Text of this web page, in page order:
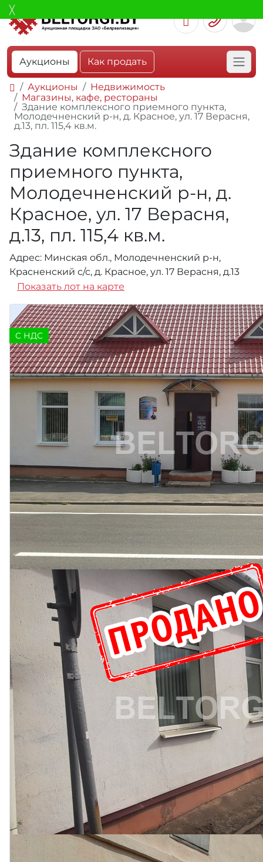
Аукционы Как продать
Аукционы
Недвижимость
Магазины, кафе, рестораны
Здание комплексного приемного пункта,
Молодечненский р-н, д. Красное, ул. 17 Верасня,
д.13, пл. 115,4 кв.м.
Здание комплексного
приемного пункта,
Молодечненский р-н, д.
Красное, ул. 17 Верасня,
д.13, пл. 115,4 кв.м.
Адрес: Минская обл., Молодечненский р-н,
Красненский с/с, д. Красное, ул. 17 Верасня, д.13
Показать лот на карте
C НДС